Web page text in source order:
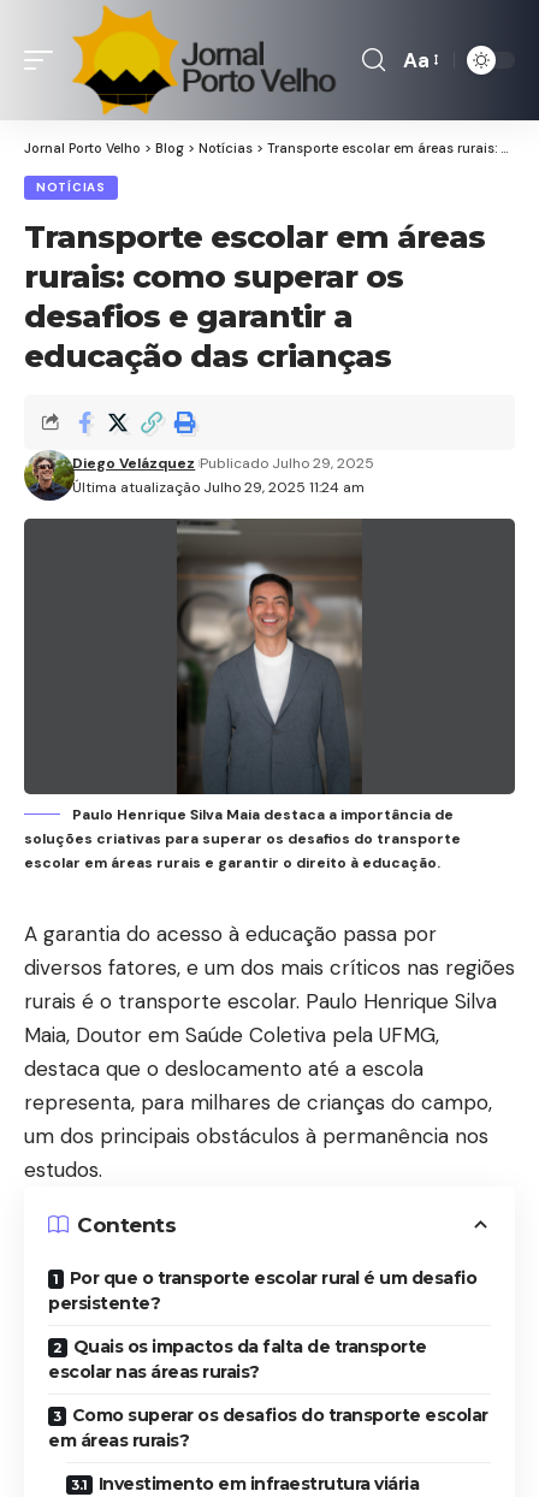
Font
Aa
Jornal Porto Velho > Blog > Notícias > Transporte escolar em áreas rurais: como superar os desafios e garantir a educação das crianças
NOTÍCIAS
Transporte escolar em áreas
rurais: como superar os
desafios e garantir a
educação das crianças
Última atualização Julho 29, 2025 11:24 am
Diego Velázquez Publicado Julho 29, 2025
Paulo Henrique Silva Maia destaca a importância de
soluções criativas para superar os desafios do transporte
escolar em áreas rurais e garantir o direito à educação.
A garantia do acesso à educação passa por
diversos fatores, e um dos mais críticos nas regiões
rurais é o transporte escolar. Paulo Henrique Silva
Maia, Doutor em Saúde Coletiva pela UFMG,
destaca que o deslocamento até a escola
representa, para milhares de crianças do campo,
um dos principais obstáculos à permanência nos
estudos.
Contents
Por que o transporte escolar rural é um desafio
persistente?
Quais os impactos da falta de transporte
escolar nas áreas rurais?
Como superar os desafios do transporte escolar
em áreas rurais?
Investimento em infraestrutura viária